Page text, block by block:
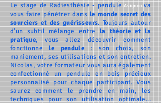
Le stage de Radiesthésie - pendule Avignonva
vous faire pénétrer dans le monde secret des
sourciers et des guérisseurs. Toujours autour
d'un subtil mélange entre la théorie et la
pratique, vous allez découvrir comment
fonctionne le pendule : son choix, son
maniement, ses utilisations et son entretien.
Nicolas, votre formateur vous aura également
confectionné un pendule en bois précieux
personnalisé pour chaque participant. Vous
saurez comment le prendre en main, les
techniques pour son utilisation optimale...